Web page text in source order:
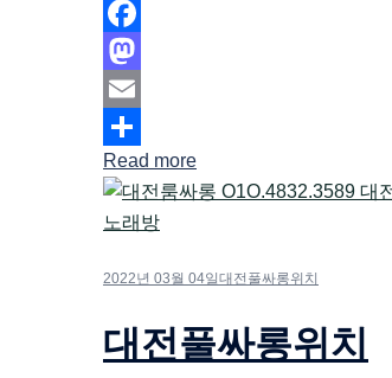
Facebook
Mastodon
Email
Share
Read more
2022년 03월 04일 대전풀싸롱위치
대전풀싸롱위치